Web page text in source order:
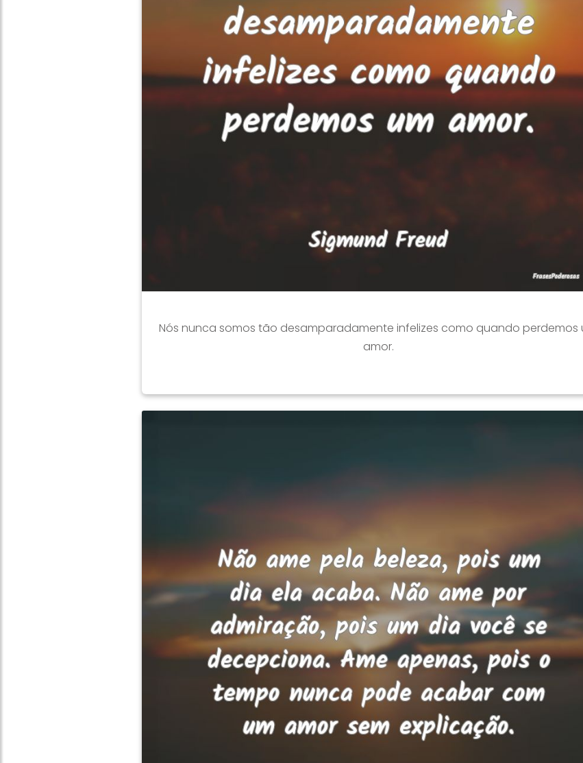
Nós nunca somos tão desamparadamente infelizes como quando perdemos
amor.